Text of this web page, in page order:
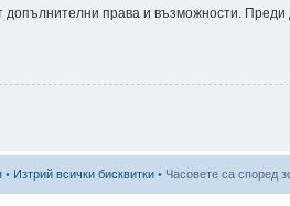
допълнителни права и възможности. Преди
• Изтрий всички бисквитки • Часовете са според